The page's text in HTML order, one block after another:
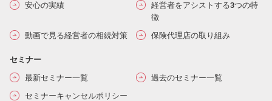
安心の実績
経営者をアシストする3つの特
徴
動画で見る経営者の相続対策
保険代理店の取り組み
セミナー
最新セミナー一覧
過去のセミナー一覧
セミナーキャンセルポリシー